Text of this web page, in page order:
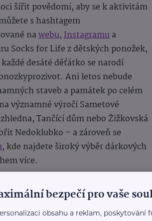
šířit povědomí, aby se k aktivitám
s hashtagem
nawebu,Instagramua
Socks for Life z dětských ponožek,
desáté děťátko se narodí
Ani letos nebude
staveb a památek po celém
významné výročí Sametové
Tančící dům nebo Žižkovská
Nedoklubko – a zároveň se
, kde najdete široký výběr dárkových
více.
NEDOKLUBKA , na kterém se 13. a
bezpečí pro vaše
obsahu a reklam, poskytování